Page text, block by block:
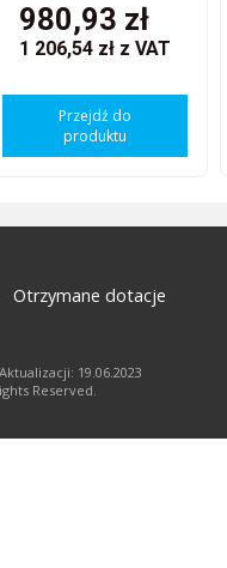
980,93 zł
1 206,54 zł z VAT
Przejdź do
produktu
Otrzymane dotacje
19.06.2023
Reserved.